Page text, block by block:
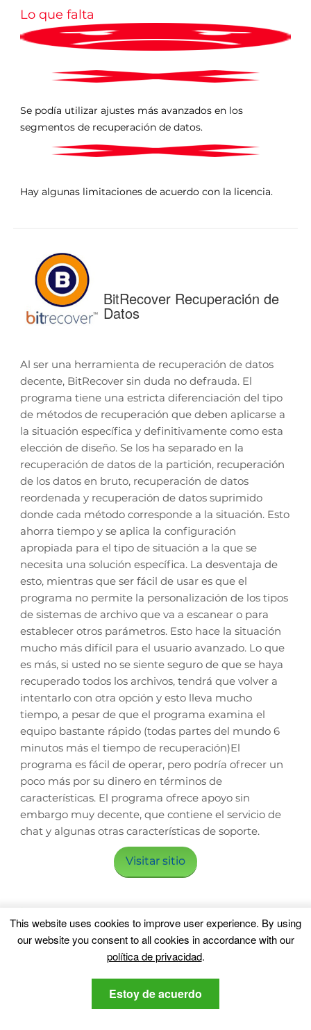
Lo que falta
Se podía utilizar ajustes más avanzados en los
segmentos de recuperación de datos.
Hay algunas limitaciones de acuerdo con la licencia.
BitRecover Recuperación de
Datos
Al ser una herramienta de recuperación de datos
decente, BitRecover sin duda no defrauda. El
programa tiene una estricta diferenciación del tipo
de métodos de recuperación que deben aplicarse a
la situación específica y definitivamente como esta
elección de diseño. Se los ha separado en la
recuperación de datos de la partición, recuperación
de los datos en bruto, recuperación de datos
reordenada y recuperación de datos suprimido
donde cada método corresponde a la situación. Esto
ahorra tiempo y se aplica la configuración
apropiada para el tipo de situación a la que se
necesita una solución específica. La desventaja de
esto, mientras que ser fácil de usar es que el
programa no permite la personalización de los tipos
de sistemas de archivo que va a escanear o para
establecer otros parámetros. Esto hace la situación
mucho más difícil para el usuario avanzado. Lo que
es más, si usted no se siente seguro de que se haya
recuperado todos los archivos, tendrá que volver a
intentarlo con otra opción y esto lleva mucho
tiempo, a pesar de que el programa examina el
equipo bastante rápido (todas partes del mundo 6
minutos más el tiempo de recuperación)El
programa es fácil de operar, pero podría ofrecer un
poco más por su dinero en términos de
características. El programa ofrece apoyo sin
embargo muy decente, que contiene el servicio de
chat y algunas otras características de soporte.
Visitar sitio
Lo que nos gusta
El diseño ligero con menús simplistas.
This website uses cookies to improve user experience. By using
our website you consent to all cookies in accordance with our
política de privacidad.
Estoy de acuerdo